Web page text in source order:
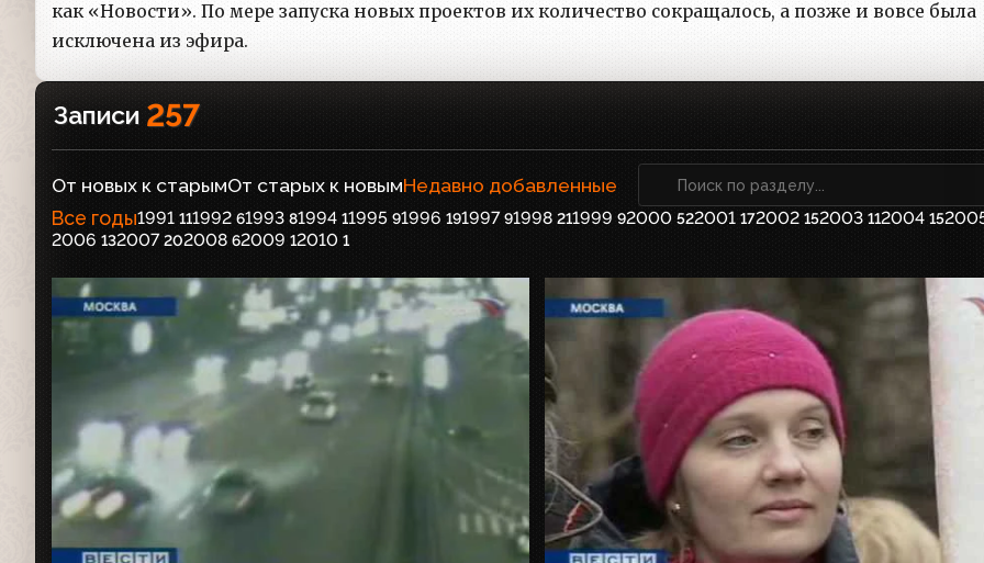
как «Новости». По мере запуска новых проектов их количество сокращалось, а позже и вовсе была
исключена из эфира.
Записи 257
От новых к старымОт старых к новымНедавно добавленные
Все годы1991 111992 61993 81994 11995 91996 191997 91998 211999 92000 522001 172002 152003 112004 15
2006 132007 202008 62009 12010 1